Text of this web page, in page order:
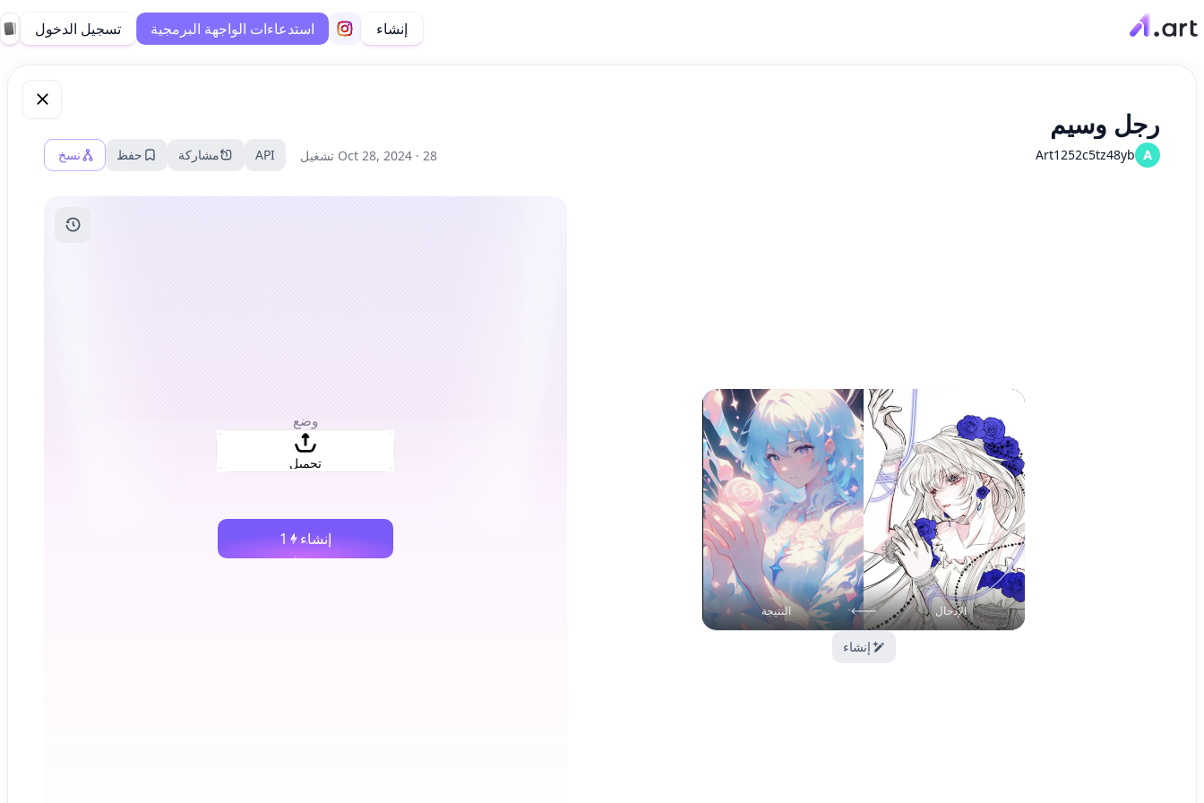
إنشاء استدعاءات الواجهة البرمجية تسجيل الدخول
رجل وسيم
A
Art1252c5tz48yb
Oct 28, 2024 · 28 تشغيل API مشاركة حفظ نسخ
الإدخال النتيجة
إنشاء
وضع
تحميل
إنشاء 1